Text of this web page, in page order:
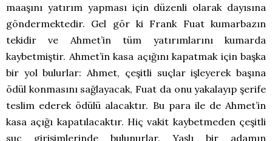
maaşını yatırım yapması için düzenli olarak dayısına
göndermektedir. Gel gör ki Frank Fuat kumarbazın
tekidir ve Ahmet’in tüm yatırımlarını kumarda
kaybetmiştir. Ahmet’in kasa açığını kapatmak için başka
bir yol bulurlar: Ahmet, çeşitli suçlar işleyerek başına
ödül konmasını sağlayacak, Fuat da onu yakalayıp şerife
teslim ederek ödülü alacaktır. Bu para ile de Ahmet’in
kasa açığı kapatılacaktır. Hiç vakit kaybetmeden çeşitli
suç girişimlerinde bulunurlar. Yaşlı bir adamın